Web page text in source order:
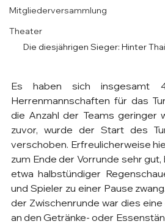
Mitgliederversammlung
Theater
Die diesjährigen Sieger: Hinter
Es haben sich insgesamt
Herrenmannschaften für das
die Anzahl der Teams geringer
zuvor, wurde der Start des
verschoben. Erfreulicherweise
zum Ende der Vorrunde sehr
etwa halbstündiger
und Spieler zu einer Pause
der Zwischenrunde war dies
an den Getränke- oder